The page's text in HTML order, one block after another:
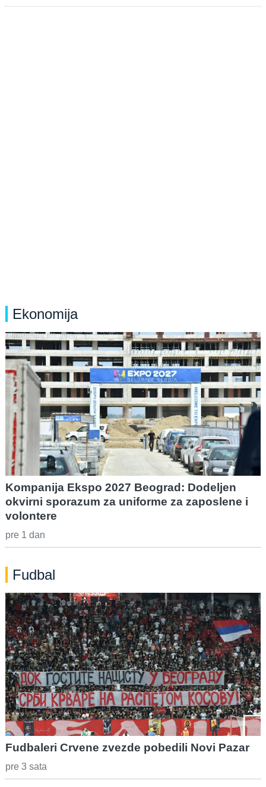
Ekonomija
Kompanija Ekspo 2027 Beograd: Dodeljen
okvirni sporazum za uniforme za zaposlene i
volontere
pre 1 dan
Fudbal
Fudbaleri Crvene zvezde pobedili Novi Pazar
pre 3 sata